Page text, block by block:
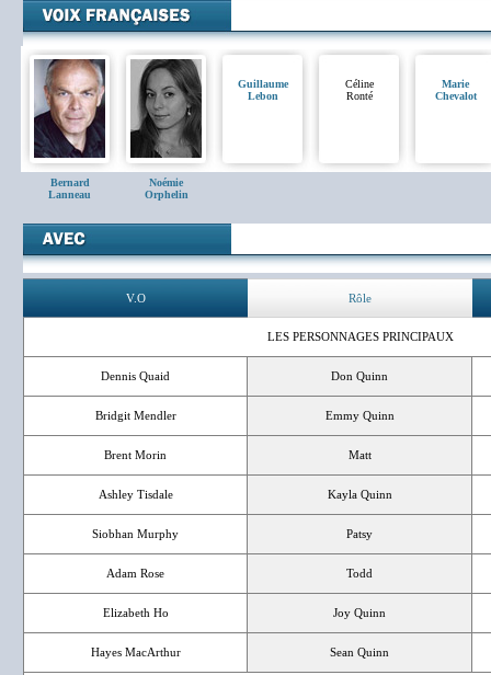
Bernard
Lanneau
Noémie
Orphelin
Guillaume
Lebon
Céline
Ronté
Marie
Chevalot
V.O Rôle
LES PERSONNAGES PRINCIPAUX
Dennis Quaid Don Quinn
Bridgit Mendler Emmy Quinn
Brent Morin Matt
Ashley Tisdale Kayla Quinn
Siobhan Murphy Patsy
Adam Rose Todd
Elizabeth Ho Joy Quinn
Hayes MacArthur Sean Quinn